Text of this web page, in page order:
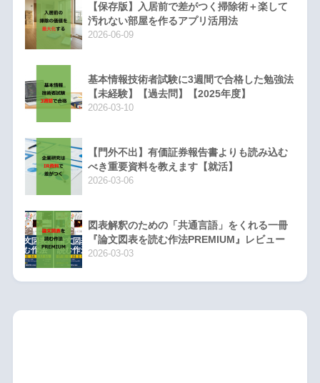
【保存版】入居前で差がつく掃除術＋楽して
汚れない部屋を作るアプリ活用法
2026-06-09
基本情報技術者試験に3週間で合格した勉強法
【未経験】【過去問】【2025年度】
2026-03-10
【門外不出】有価証券報告書よりも読み込む
べき重要資料を教えます【就活】
2026-03-06
図表解釈のための「共通言語」をくれる一冊
『論文図表を読む作法PREMIUM』レビュー
2026-03-03